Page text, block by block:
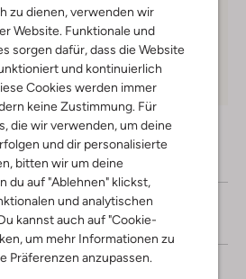
zu dienen, verwenden wir
Website. Funktionale und
sorgen dafür, dass die Website
und kontinuierlich
Cookies werden immer
keine Zustimmung. Für
die wir verwenden, um deine
und dir personalisierte
bitten wir um deine
du auf "Ablehnen" klickst,
und analytischen
kannst auch auf "Cookie-
um mehr Informationen zu
Präferenzen anzupassen.
ab € 75 für Club-Omoda
30 TagenRückgaberecht